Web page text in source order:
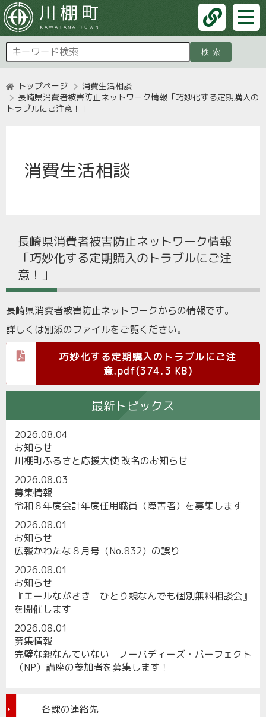
検索
トップページ
消費生活相談
長崎県消費者被害防止ネットワーク情報「巧妙化する定期購入の
トラブルにご注意！」
消費生活相談
長崎県消費者被害防止ネットワーク情報
「巧妙化する定期購入のトラブルにご注
意！」
長崎県消費者被害防止ネットワークからの情報です。
詳しくは別添のファイルをご覧ください。
巧妙化する定期購入のトラブルにご注
意.pdf(374.3 KB)
最新トピックス
2026.08.04
お知らせ
川棚町ふるさと応援大使 改名のお知らせ
2026.08.03
募集情報
令和８年度会計年度任用職員（障害者）を募集します
2026.08.01
お知らせ
広報かわたな８月号（No.832）の誤り
2026.08.01
お知らせ
『エールながさき ひとり親なんでも個別無料相談会』
を開催します
2026.08.01
募集情報
完璧な親なんていない ノーバディーズ・パーフェクト
（NP）講座の参加者を募集します！
各課の連絡先